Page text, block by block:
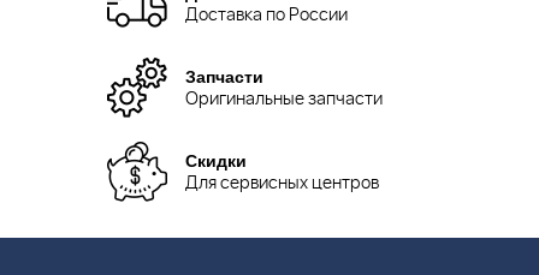
Доставка по России
Запчасти
Оригинальные запчасти
Скидки
Для сервисных центров